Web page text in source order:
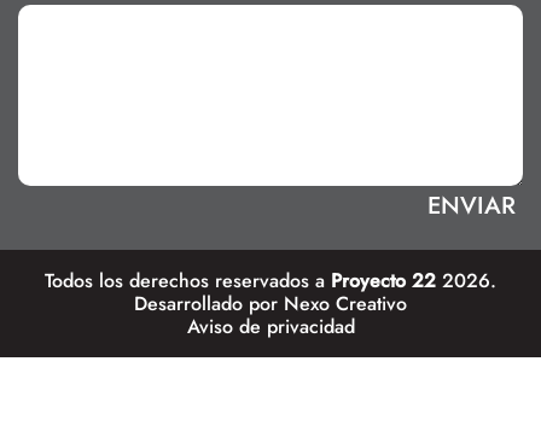
Todos los derechos reservados a Proyecto 22 2026.
Desarrollado por Nexo Creativo
Aviso de privacidad